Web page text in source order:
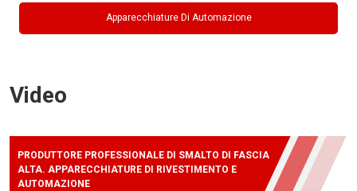
Apparecchiature Di Automazione
Video
PRODUTTORE PROFESSIONALE DI SMALTO DI FASCIA
ALTA. APPARECCHIATURE DI RIVESTIMENTO E
AUTOMAZIONE